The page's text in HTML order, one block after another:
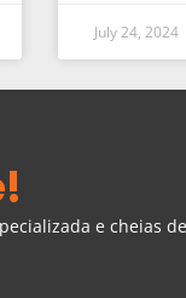
July 24, 2024
e cheias